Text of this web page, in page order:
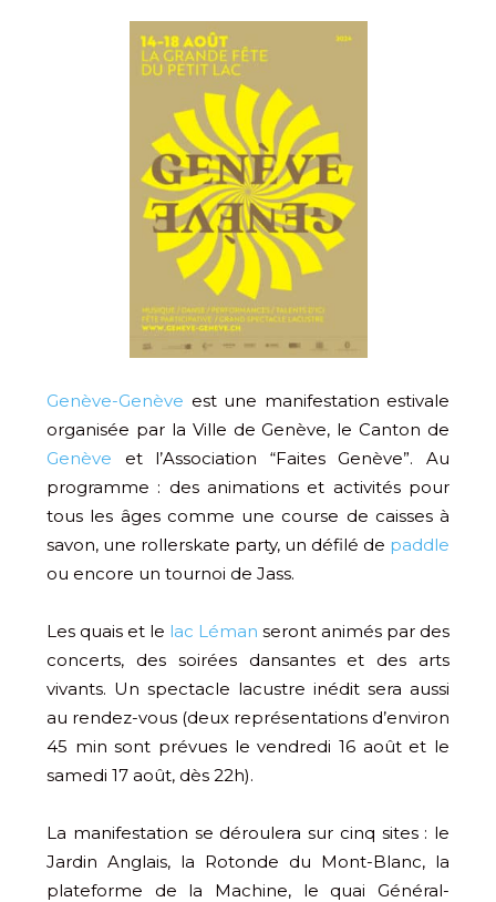
Genève-Genève est une manifestation estivale
organisée par la Ville de Genève, le Canton de
Genève et l’Association “Faites Genève”. Au
programme : des animations et activités pour
tous les âges comme une course de caisses à
savon, une rollerskate party, un défilé de paddle
ou encore un tournoi de Jass.
Les quais et le lac Léman seront animés par des
concerts, des soirées dansantes et des arts
vivants. Un spectacle lacustre inédit sera aussi
au rendez-vous (deux représentations d’environ
45 min sont prévues le vendredi 16 août et le
samedi 17 août, dès 22h).
La manifestation se déroulera sur cinq sites : le
Jardin Anglais, la Rotonde du Mont-Blanc, la
plateforme de la Machine, le quai Général-